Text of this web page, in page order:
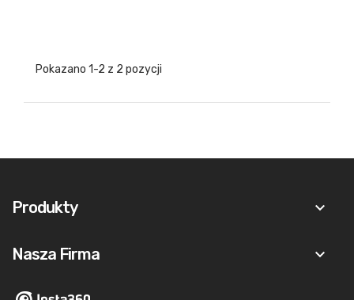
Pokazano 1-2 z 2 pozycji
Produkty keyboard_arrow_down
Nasza Firma keyboard_arrow_down